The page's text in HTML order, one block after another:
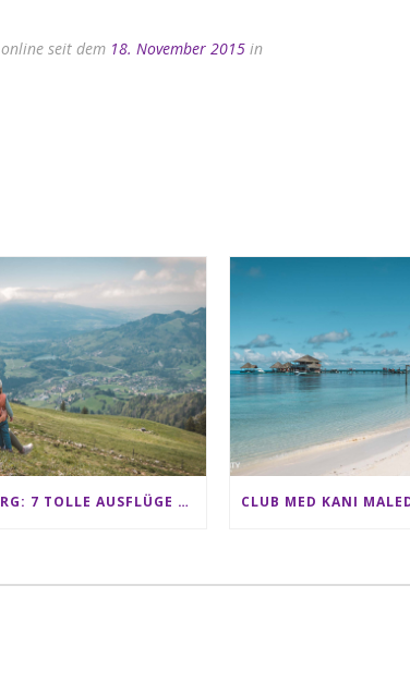
online seit dem 18. November 2015 in
FRIBOURG: 7 TOLLE AUSFLÜGE FÜR FAMILIEN VON CHARMEY BIS LES PACCOTS